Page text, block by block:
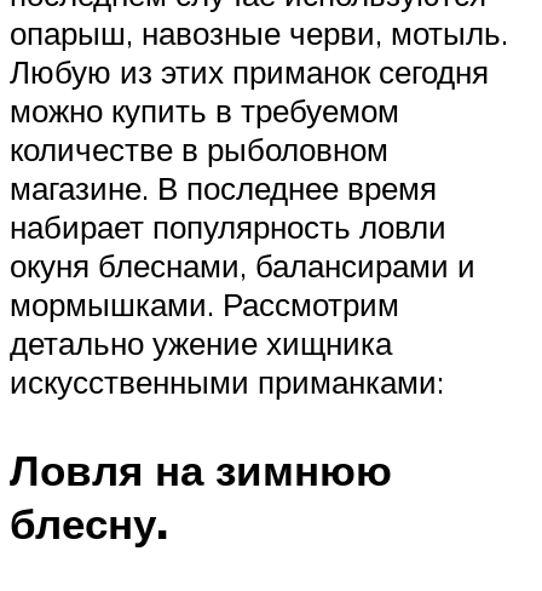
опарыш, навозные черви, мотыль.
Любую из этих приманок сегодня
можно купить в требуемом
количестве в рыболовном
магазине. В последнее время
набирает популярность ловли
окуня блеснами, балансирами и
мормышками. Рассмотрим
детально ужение хищника
искусственными приманками:
Ловля на зимнюю
блесну.